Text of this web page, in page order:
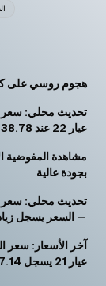
هجوم روسي على
عيار 22 عند 38.78 د.ك
مشاهدة المفوضية
بجودة عالية
— السعر يسجل
عيار 21 يسجل 37.14